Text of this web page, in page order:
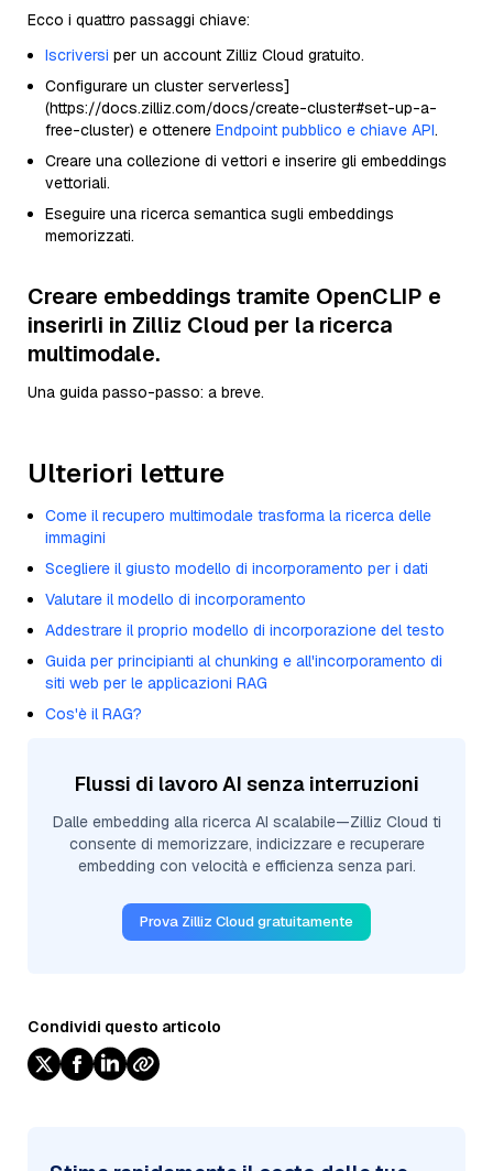
Ecco i quattro passaggi chiave:
Iscriversi per un account Zilliz Cloud gratuito.
Configurare un cluster serverless]
(https://docs.zilliz.com/docs/create-cluster#set-up-a-
free-cluster) e ottenere Endpoint pubblico e chiave API.
Creare una collezione di vettori e inserire gli embeddings
vettoriali.
Eseguire una ricerca semantica sugli embeddings
memorizzati.
Creare embeddings tramite OpenCLIP e
inserirli in Zilliz Cloud per la ricerca
multimodale.
Una guida passo-passo: a breve.
Ulteriori letture
Come il recupero multimodale trasforma la ricerca delle
immagini
Scegliere il giusto modello di incorporamento per i dati
Valutare il modello di incorporamento
Addestrare il proprio modello di incorporazione del testo
Guida per principianti al chunking e all'incorporamento di
siti web per le applicazioni RAG
Cos'è il RAG?
Flussi di lavoro AI senza interruzioni
Dalle embedding alla ricerca AI scalabile—Zilliz Cloud ti
consente di memorizzare, indicizzare e recuperare
embedding con velocità e efficienza senza pari.
Prova Zilliz Cloud gratuitamente
Condividi questo articolo